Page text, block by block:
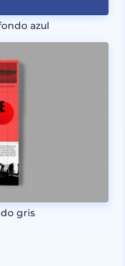
azul
gris